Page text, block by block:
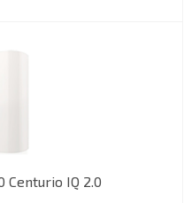
Centurio IQ 2.0